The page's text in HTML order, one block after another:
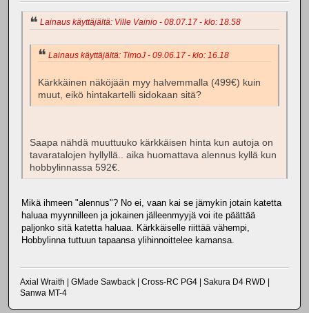
Lainaus käyttäjältä: Ville Vainio - 08.07.17 - klo: 18.58
Lainaus käyttäjältä: TimoJ - 09.06.17 - klo: 16.18
Kärkkäinen näköjään myy halvemmalla (499€) kuin
muut, eikö hintakartelli sidokaan sitä?
Saapa nähdä muuttuuko kärkkäisen hinta kun autoja on
tavaratalojen hyllyllä.. aika huomattava alennus kyllä kun
hobbylinnassa 592€.
Mikä ihmeen "alennus"? No ei, vaan kai se jämykin jotain katetta
haluaa myynnilleen ja jokainen jälleenmyyjä voi ite päättää
paljonko sitä katetta haluaa. Kärkkäiselle riittää vähempi,
Hobbylinna tuttuun tapaansa ylihinnoittelee kamansa.
Axial Wraith | GMade Sawback | Cross-RC PG4 | Sakura D4 RWD |
Sanwa MT-4